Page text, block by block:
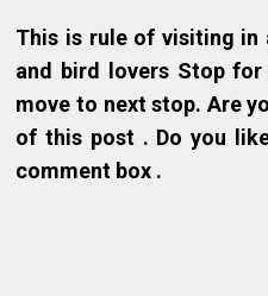
This is rule of visiting in
and bird lovers Stop
move to next stop. Are
of this post . Do you
comment box .